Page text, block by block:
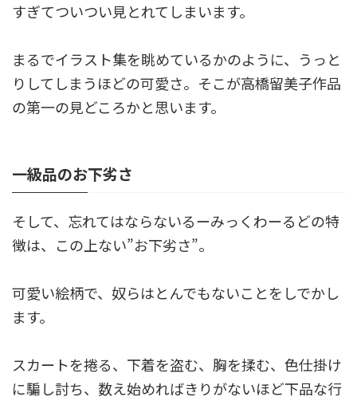
すぎてついつい見とれてしまいます。
まるでイラスト集を眺めているかのように、うっと
りしてしまうほどの可愛さ。そこが高橋留美子作品
の第一の見どころかと思います。
一級品のお下劣さ
そして、忘れてはならないるーみっくわーるどの特
徴は、この上ない”お下劣さ”。
可愛い絵柄で、奴らはとんでもないことをしでかし
ます。
スカートを捲る、下着を盗む、胸を揉む、色仕掛け
に騙し討ち、数え始めればきりがないほど下品な行